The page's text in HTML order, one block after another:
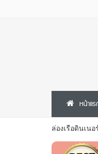
หน้าแ
ล่องเรือดินเนอ